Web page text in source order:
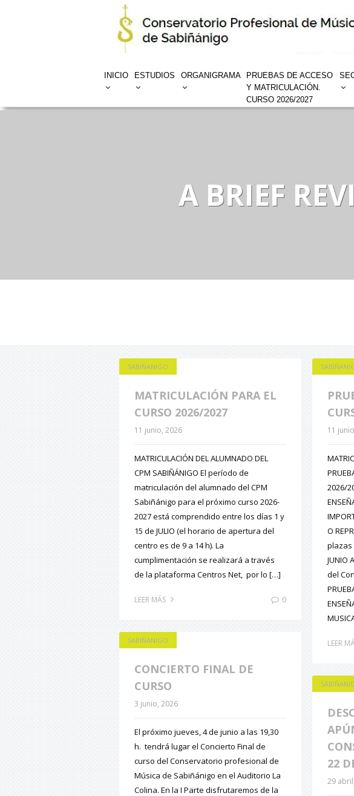
INICIO ESTUDIOS ORGANIGRAMA
PRUEBAS DE ACCESO
Y MATRICULACIÓN.
CURSO 2026/2027
A BRIEF
SABIÑANIGO
MATRICULACIÓN PARA EL
CURSO 2026/2027
11 junio, 2026
MATRICULACIÓN DEL ALUMNADO DEL
CPM SABIÑÁNIGO El período de
matriculación del alumnado del CPM
Sabiñánigo para el próximo curso 2026-
2027 está comprendido entre los días 1 y
15 de JULIO (el horario de apertura del
centro es de 9 a 14 h). La
cumplimentación se realizará a través
de la plataforma Centros Net, por lo […]
LEER MÁS 0
11
2026/
O
plazas
JUNIO
del
LEER
SABIÑANIGO
CONCIERTO FINAL DE
CURSO
3 junio, 2026
El próximo jueves, 4 de junio a las 19,30
h. tendrá lugar el Concierto Final de
curso del Conservatorio profesional de
Música de Sabiñánigo en el Auditorio La
Colina. En la I Parte disfrutaremos de la
22
29